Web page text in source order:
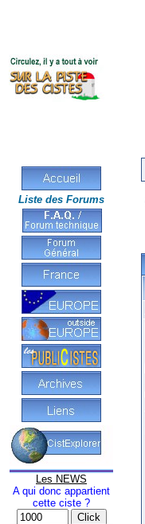
Liste des Forums
Les NEWS
A qui donc appartient
cette ciste ?